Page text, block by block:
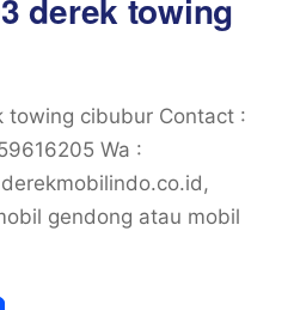
derek towing
towing cibubur Contact :
Wa :
gendong atau mobil